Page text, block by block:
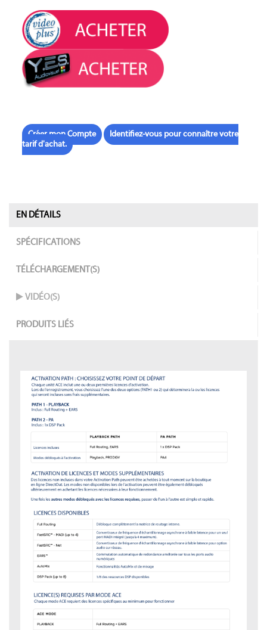
Créer mon Compte
Identifiez-vous pour connaître votre
tarif d'achat.
EN DÉTAILS
SPÉCIFICATIONS
TÉLÉCHARGEMENT(S)
VIDÉO(S)
PRODUITS LIÉS